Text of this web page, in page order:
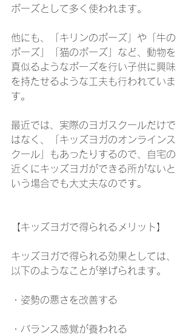
ポーズとして多く使われます。
他にも、「キリンのポーズ」や「牛の
ポーズ」「猫のポーズ」など、動物を
真似るようなポーズを行い子供に興味
を持たせるような工夫も行われていま
す。
最近では、実際のヨガスクールだけで
はなく、「キッズヨガのオンラインス
クール」もあったりするので、自宅の
近くにキッズヨガができる所がないと
いう場合でも大丈夫なのです。
【キッズヨガで得られるメリット】
キッズヨガで得られる効果としては、
以下のようなことが挙げられます。
・姿勢の悪さを改善する
・バランス感覚が養われる